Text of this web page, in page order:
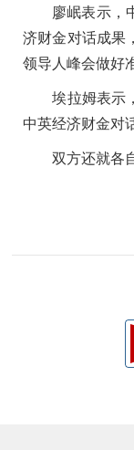
廖岷表示，中
济财金对话成果
领导人峰会做好
埃拉姆表示，
中英经济财金对
双方还就各自